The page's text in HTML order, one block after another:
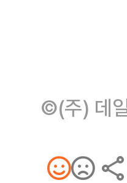
©(주) 데